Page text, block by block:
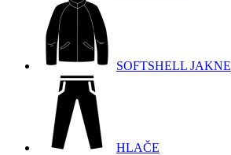
SOFTSHELL JAKNE
HLAČE